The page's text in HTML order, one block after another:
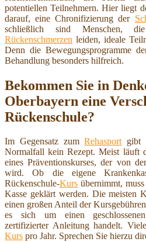
potentiellen Teilnehmern. Hier liegt
darauf, eine Chronifizierung der
schließlich sind Menschen,
Rückenschmerzen leiden, ideale
Denn die Bewegungsprogramme
Behandlung besonders hilfreich.
Bekommen Sie in
Oberbayern eine
Rückenschule?
Im Gegensatz zumRehasportgibt
Normalfall kein Rezept. Meist läuft
eines Präventionskurses, der von
wird. Ob die eigene
Rückenschule-Kurs übernimmt,
Kasse geklärt werden. Die meisten
einen großen Anteil der
es sich um einen
zertifizierter Anleitung handelt.
Kurs pro Jahr. Sprechen Sie hierzu